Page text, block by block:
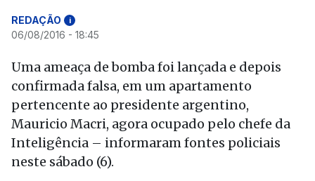
REDAÇÃO i
06/08/2016 - 18:45
Uma ameaça de bomba foi lançada e depois
confirmada falsa, em um apartamento
pertencente ao presidente argentino,
Mauricio Macri, agora ocupado pelo chefe da
Inteligência – informaram fontes policiais
neste sábado (6).